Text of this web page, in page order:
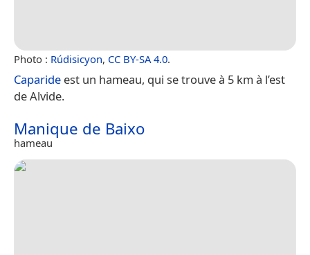
Photo : Rúdisicyon, CC BY-SA 4.0.
Caparide est un hameau, qui se trouve à 5 km à l’est
de Alvide.
Manique de Baixo
hameau